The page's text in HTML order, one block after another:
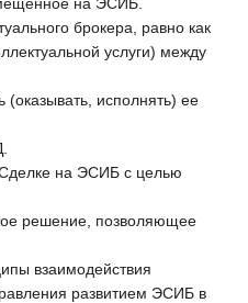
брокера, равно как
услуги) между
исполнять) ее
Сделке на ЭСИБ с целью
решение, позволяющее
взаимодействия
развитием ЭСИБ в